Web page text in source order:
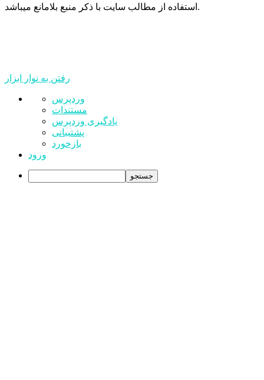
استفاده از مطالب سایت با ذکر منبع بلامانع میباشد.
رفتن به نوار ابزار
درباره
وردپرس
وردپرس
مستندات
یادگیری وردپرس
پشتیبانی
بازخورد
ورود
جستجو